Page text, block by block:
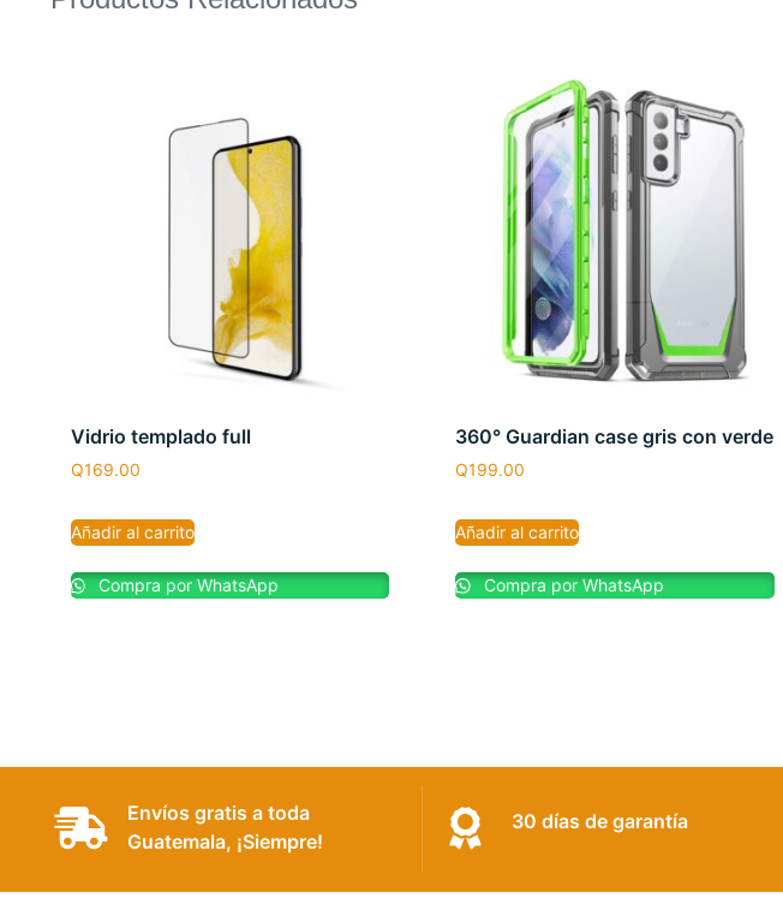
Vidrio templado full
Q169.00
Añadir al carrito
Compra por WhatsApp
360° Guardian case gris con verde
Q199.00
Añadir al carrito
Compra por WhatsApp
Envíos gratis a toda
Guatemala, ¡Siempre!
30 días de garantía